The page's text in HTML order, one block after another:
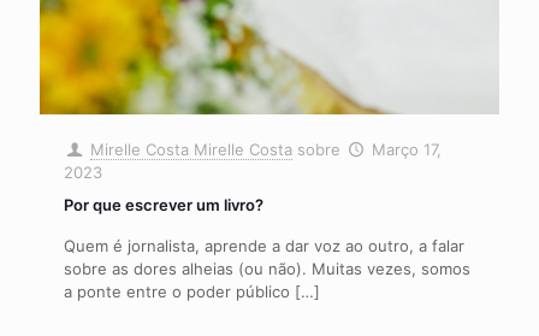
Mirelle Costa Mirelle Costa sobre
Março 17,
2023
Por que escrever um livro?
Quem é jornalista, aprende a dar voz ao outro, a falar
sobre as dores alheias (ou não). Muitas vezes, somos
a ponte entre o poder público […]